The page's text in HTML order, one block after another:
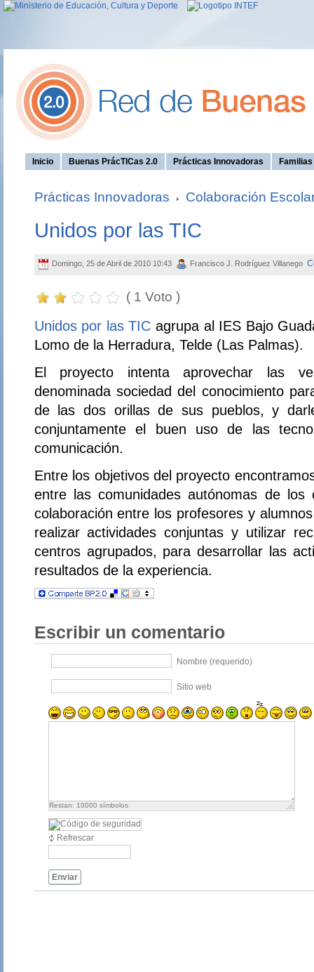
Inicio Buenas PrácTICas 2.0 Prácticas Innovadoras
Prácticas Innovadoras Colaboración
Unidos por las TIC
Domingo, 25 de Abril de 2010 10:43 Francisco J. Rodríguez Villanego
( 1 Voto )
Unidos por las TIC agrupa al IES Bajo
Lomo de la Herradura, Telde (Las Palmas).
El proyecto intenta aprovechar las
denominada sociedad del conocimiento
de las dos orillas de sus pueblos, y
conjuntamente el buen uso de las
comunicación.
Entre los objetivos del proyecto
entre las comunidades autónomas de los
colaboración entre los profesores y
realizar actividades conjuntas y utilizar
centros agrupados, para desarrollar las
resultados de la experiencia.
Escribir un comentario
Nombre (requerido)
Sitio web
Restan: 10000 símbolos
Refrescar
Enviar